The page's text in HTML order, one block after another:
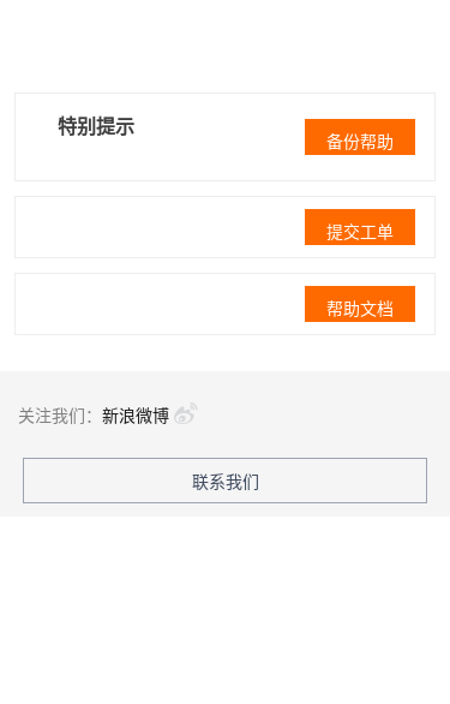
特别提示
备份帮助
提交工单
帮助文档